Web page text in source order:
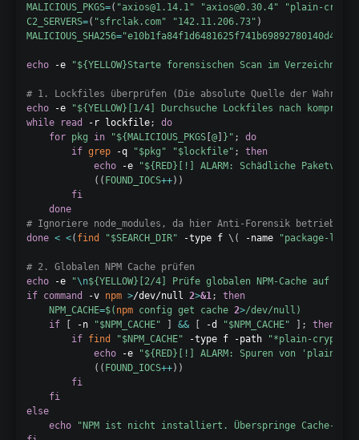
MALICIOUS_PKGS=( "axios@1.14.1" "axios@0.30.4"
"plain-
C2_SERVERS=( "sfrclak.com" "142.11.206.73" )
MALICIOUS_SHA256=
echo -e "${YELLOW}Starte forensischen Scan im Verzeichnis:
# 1. Lockfiles überprüfen (Die absolute Quelle der
echo -e "${YELLOW} [1/4] Durchsuche Lockfiles nach
while
read -r lockfile;
do
for pkg in "${MALICIOUS_PKGS @ } " ;
do
if grep -q "$pkg " "$lockfile" ;
then
echo -e "${RED} [!] ALARM: Schädliche
(( FOUND_IOCS++))
fi
done
# Ignoriere node_modules, da hier Anti-Forensik betrieben
done < <( find "$SEARCH_DIR" -type f \ ( -name "package-
# 2. Globalen NPM Cache prüfen
echo -e "\n${YELLOW} [2/4] Prüfe globalen NPM-Cache auf
if command -v npm >/dev/null 2>&1;
then
NPM_CACHE=$( npm config get cache 2>/dev/null )
if
-n "$NPM_CACHE" && -d "$NPM_CACHE" ;
then
if find "$NPM_CACHE" -type f -path
"*plain-crypto-
echo -e "${RED} [!] ALARM: Spuren von 'plain-
(( FOUND_IOCS++))
fi
fi
else
echo
"NPM ist nicht installiert. Überspringe Cache-